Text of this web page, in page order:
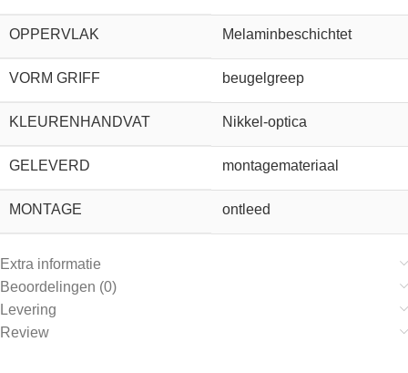
OPPERVLAK Melaminbeschichtet
VORM GRIFF beugelgreep
KLEURENHANDVAT Nikkel-optica
GELEVERD montagemateriaal
MONTAGE ontleed
Extra informatie
Beoordelingen (0)
Levering
Review